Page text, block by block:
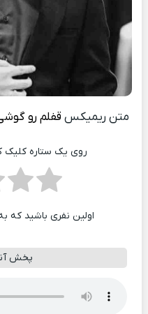
متن ریمیکس قفلم رو
روی یک ستاره کلیک
اولین نفری باشید که
پخش